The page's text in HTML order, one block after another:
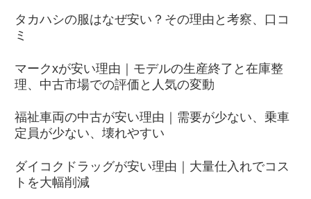
タカハシの服はなぜ安い？その理由と考察、口コ
ミ
マークxが安い理由｜モデルの生産終了と在庫整
理、中古市場での評価と人気の変動
福祉車両の中古が安い理由｜需要が少ない、乗車
定員が少ない、壊れやすい
ダイコクドラッグが安い理由｜大量仕入れでコス
トを大幅削減